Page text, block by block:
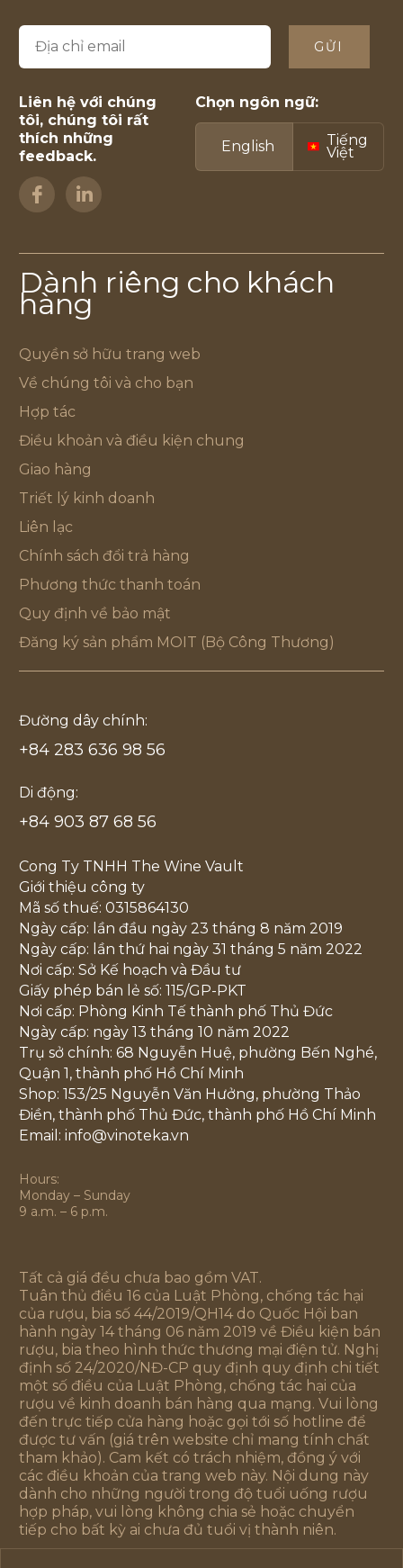
GỬI
Liên hệ với chúng
tôi, chúng tôi rất
thích những
feedback.
Chọn ngôn ngữ:
English Tiếng
Việt
Dành riêng cho khách
hàng
Quyền sở hữu trang web
Về chúng tôi và cho bạn
Hợp tác
Điều khoản và điều kiện chung
Giao hàng
Triết lý kinh doanh
Liên lạc
Chính sách đổi trả hàng
Phương thức thanh toán
Quy định về bảo mật
Đăng ký sản phẩm MOIT (Bộ Công Thương)
Đường dây chính:
+84 283 636 98 56
Di động:
+84 903 87 68 56
Cong Ty TNHH The Wine Vault
Giới thiệu công ty
Mã số thuế: 0315864130
Ngày cấp: lần đầu ngày 23 tháng 8 năm 2019
Ngày cấp: lần thứ hai ngày 31 tháng 5 năm 2022
Nơi cấp: Sở Kế hoạch và Đầu tư
Giấy phép bán lẻ số: 115/GP-PKT
Nơi cấp: Phòng Kinh Tế thành phố Thủ Đức
Ngày cấp: ngày 13 tháng 10 năm 2022
Trụ sở chính: 68 Nguyễn Huệ, phường Bến Nghé,
Quận 1, thành phố Hồ Chí Minh
Shop: 153/25 Nguyễn Văn Hưởng, phường Thảo
Điền, thành phố Thủ Đức, thành phố Hồ Chí Minh
Email: info@vinoteka.vn
Hours:
Monday – Sunday
9 a.m. – 6 p.m.
Tất cả giá đều chưa bao gồm VAT.
Tuân thủ điều 16 của Luật Phòng, chống tác hại
của rượu, bia số 44/2019/QH14 do Quốc Hội ban
hành ngày 14 tháng 06 năm 2019 về Điều kiện bán
rượu, bia theo hình thức thương mại điện tử. Nghị
định số 24/2020/NĐ-CP quy định quy định chi tiết
một số điều của Luật Phòng, chống tác hại của
rượu về kinh doanh bán hàng qua mạng. Vui lòng
đến trực tiếp cửa hàng hoặc gọi tới số hotline để
được tư vấn (giá trên website chỉ mang tính chất
tham khảo). Cam kết có trách nhiệm, đồng ý với
các điều khoản của trang web này. Nội dung này
dành cho những người trong độ tuổi uống rượu
hợp pháp, vui lòng không chia sẻ hoặc chuyển
tiếp cho bất kỳ ai chưa đủ tuổi vị thành niên.